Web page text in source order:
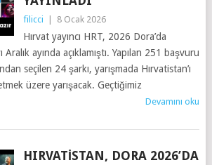
filicci 8 Ocak 2026
Hırvat yayıncı HRT, 2026 Dora’da
Aralık ayında açıklamıştı. Yapılan 251 başvuru
seçilen 24 şarkı, yarışmada Hırvatistan’ı
üzere yarışacak. Geçtiğimiz
Devamını oku
HIRVATISTAN, DORA 2026’DA